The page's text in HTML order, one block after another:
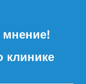
клинике